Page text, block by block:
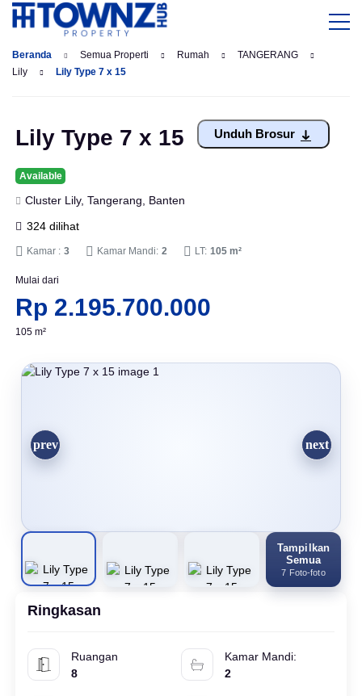
Beranda Semua Properti Rumah
TANGERANG
Lily
Lily Type 7 x 15
Lily Type 7 x 15 Unduh Brosur
Available
Cluster Lily, Tangerang, Banten
324 dilihat
Kamar : 3 Kamar Mandi: 2 LT: 105 m²
Mulai dari
Rp 2.195.700.000
105 m²
Tampilkan
Semua
7 Foto-foto
Ringkasan
Ruangan
8
Kamar Mandi:
2